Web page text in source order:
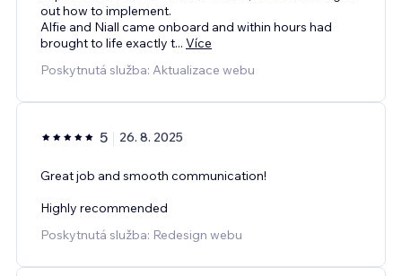
out how to implement.
Alfie and Niall came onboard and within hours had
brought to life exactly t... Více
Poskytnutá služba: Aktualizace webu
5 26. 8. 2025
Great job and smooth communication!
Highly recommended
Poskytnutá služba: Redesign webu